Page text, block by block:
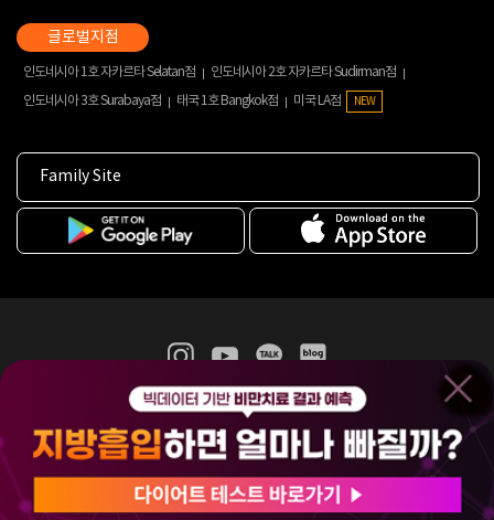
인도네시아 1호 자카르타 Selatan점
인도네시아 2호 자카르타 Sudirman점
인도네시아 3호 Surabaya점
태국 1호 Bangkok점 미국 LA점 NEW
Family Site
365mc 병·의원 이용약관
홈페이지 이용약관
비급여진료수가
(주)365mcㅣ서울특별시 서초구 서초대로52길 7, 3~4층(서초동, 제일빌딩)
120-87-04354ㅣ김남철
COPYRIGHT(C) 2025 365mc. ALL RIGHTS RESERVED.